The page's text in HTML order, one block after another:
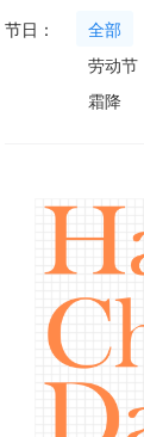
节日： 全部
劳动节
霜降